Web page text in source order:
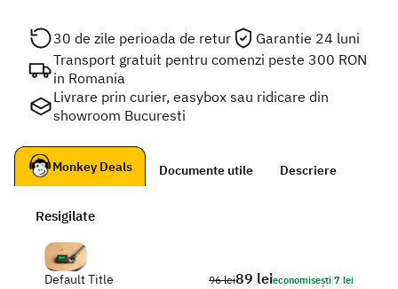
30 de zile perioada de retur
Garantie 24 luni
Transport gratuit pentru comenzi peste 300 RON
in Romania
Livrare prin curier, easybox sau ridicare din
showroom Bucuresti
Monkey Deals Documente utile Descriere
Resigilate
Default Title 96 lei89 leieconomisești 7 lei